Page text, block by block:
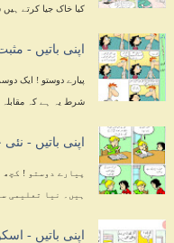
کیا خاک جیا کرتے
اپنی باتیں -
پیارے دوستو ! ایک
شرط یہ ہے کہ مقابلہ
اپنی باتیں -
پیارے دوستو !
ہیں۔ نیا تعلیمی
اپنی باتیں -